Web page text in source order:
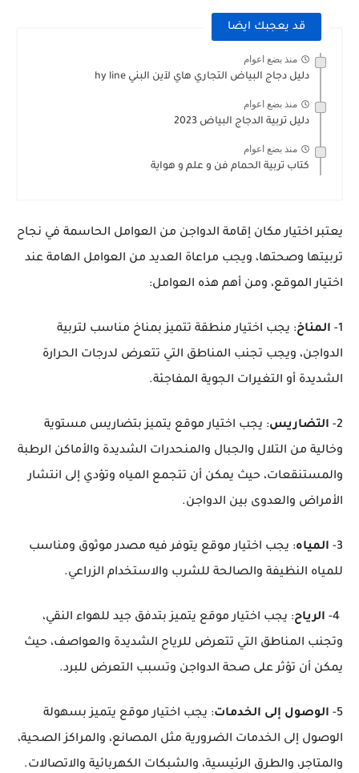
قد يعجبك ايضا
منذ بضع اعوام
دليل دجاج البياض التجاري هاي لآين البني hy line
منذ بضع اعوام
دليل تربية الدجاج البياض 2023
منذ بضع اعوام
كتاب تربية الحمام فن و علم و هواية
يعتبر اختيار مكان إقامة الدواجن من العوامل الحاسمة في نجاح
تربيتها وصحتها، ويجب مراعاة العديد من العوامل الهامة عند
اختيار الموقع، ومن أهم هذه العوامل:
1- المناخ: يجب اختيار منطقة تتميز بمناخ مناسب لتربية
الدواجن، ويجب تجنب المناطق التي تتعرض لدرجات الحرارة
الشديدة أو التغيرات الجوية المفاجئة.
2- التضاريس: يجب اختيار موقع يتميز بتضاريس مستوية
وخالية من التلال والجبال والمنحدرات الشديدة والأماكن الرطبة
والمستنقعات، حيث يمكن أن تتجمع المياه وتؤدي إلى انتشار
الأمراض والعدوى بين الدواجن.
3- المياه: يجب اختيار موقع يتوفر فيه مصدر موثوق ومناسب
للمياه النظيفة والصالحة للشرب والاستخدام الزراعي.
الرياح: يجب اختيار موقع يتميز بتدفق جيد للهواء النقي،
وتجنب المناطق التي تتعرض للرياح الشديدة والعواصف، حيث
يمكن أن تؤثر على صحة الدواجن وتسبب التعرض للبرد.
5- الوصول إلى الخدمات: يجب اختيار موقع يتميز بسهولة
الوصول إلى الخدمات الضرورية مثل المصانع، والمراكز الصحية،
والمتاجر، والطرق الرئيسية، والشبكات الكهربائية والاتصالات.